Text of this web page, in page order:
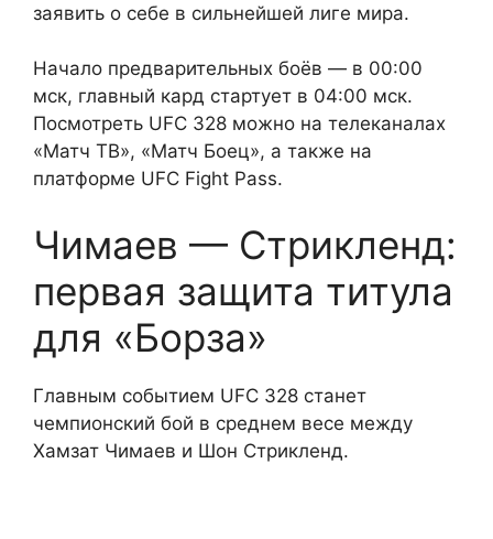
заявить о себе в сильнейшей лиге мира.
Начало предварительных боёв — в 00:00
мск, главный кард стартует в 04:00 мск.
Посмотреть UFC 328 можно на телеканалах
«Матч ТВ», «Матч Боец», а также на
платформе UFC Fight Pass.
Чимаев — Стрикленд:
первая защита титула
для «Борза»
Главным событием UFC 328 станет
чемпионский бой в среднем весе между
Хамзат Чимаев и Шон Стрикленд.